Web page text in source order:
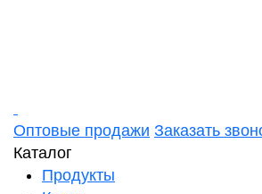
Оптовые продажи Заказать
Каталог
Продукты